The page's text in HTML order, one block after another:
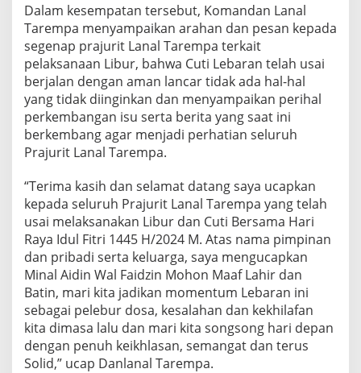
B
i
h
a
a
l
B
e
r
s
m
a
P
r
j
u
r
Dalam kesempatan tersebut, Komandan Lanal
Tarempa menyampaikan arahan dan pesan kepada
segenap prajurit Lanal Tarempa terkait
pelaksanaan Libur, bahwa Cuti Lebaran telah usai
berjalan dengan aman lancar tidak ada hal-hal
yang tidak diinginkan dan menyampaikan perihal
perkembangan isu serta berita yang saat ini
berkembang agar menjadi perhatian seluruh
Prajurit Lanal Tarempa.
“Terima kasih dan selamat datang saya ucapkan
kepada seluruh Prajurit Lanal Tarempa yang telah
usai melaksanakan Libur dan Cuti Bersama Hari
Raya Idul Fitri 1445 H/2024 M. Atas nama pimpinan
dan pribadi serta keluarga, saya mengucapkan
Minal Aidin Wal Faidzin Mohon Maaf Lahir dan
Batin, mari kita jadikan momentum Lebaran ini
sebagai pelebur dosa, kesalahan dan kekhilafan
kita dimasa lalu dan mari kita songsong hari depan
dengan penuh keikhlasan, semangat dan terus
Solid,” ucap Danlanal Tarempa.